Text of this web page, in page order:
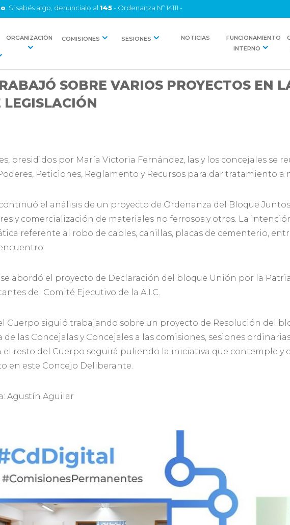
. Si sabés algo, denuncialo al 145- Ordenanza Nº 14111.-
ORGANIZACIÓN COMISIONES SESIONES NOTICIAS
FUNCIONAMIENTO
INTERNO
SOBRE VARIOS PROYECTOS EN
presididos por María Victoria Fernández, las y los concejales se
Peticiones, Reglamento y Recursos para dar tratamiento
el análisis de un proyecto de Ordenanza del Bloque
y comercialización de materiales no ferrosos y otros. La
referente al robo de cables, canillas, placas de cementerio,
se abordó el proyecto de Declaración del bloque Unión por la
del Comité Ejecutivo de la A.I.C.
Cuerpo siguió trabajando sobre un proyecto de Resolución del
de las Concejalas y Concejales a las comisiones, sesiones
resto del Cuerpo seguirá puliendo la iniciativa que contemple y
en este Concejo Deliberante.
Agustín Aguilar